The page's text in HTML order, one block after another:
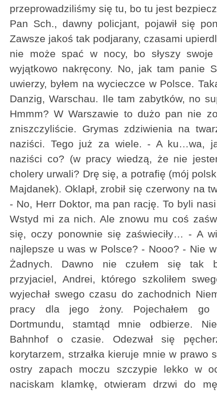
przeprowadziliśmy się tu, bo tu jest
Pan Sch., dawny policjant, pojawił się
Zawsze jakoś tak podjarany, czasami
nie może spać w nocy, bo słyszy
wyjątkowo nakręcony. No, jak tam panie
uwierzy, byłem na wycieczce w Polsce.
Danzig, Warschau. Ile tam zabytków, no
Hmmm? W Warszawie to dużo pan nie
zniszczyliście. Grymas zdziwienia na
naziści. Tego już za wiele. - A ku…wa,
naziści co? (w pracy wiedzą, że nie
cholery urwali? Drę się, a potrafię (mój
Majdanek). Oklapł, zrobił się czerwony na
- No, Herr Doktor, ma pan rację. To byli
Wstyd mi za nich. Ale znowu mu coś
się, oczy ponownie się zaświeciły… - A
najlepsze u was w Polsce? - Nooo? - Nie
Żadnych. Dawno nie czułem się tak
przyjaciel, Andrei, którego szkoliłem
wyjechał swego czasu do zachodnich
pracy dla jego żony. Pojechałem go
Dortmundu, stamtąd mnie odbierze.
Bahnhof o czasie. Odezwał się
korytarzem, strzałka kieruje mnie w prawo
ostry zapach moczu szczypie lekko w
naciskam klamkę, otwieram drzwi do